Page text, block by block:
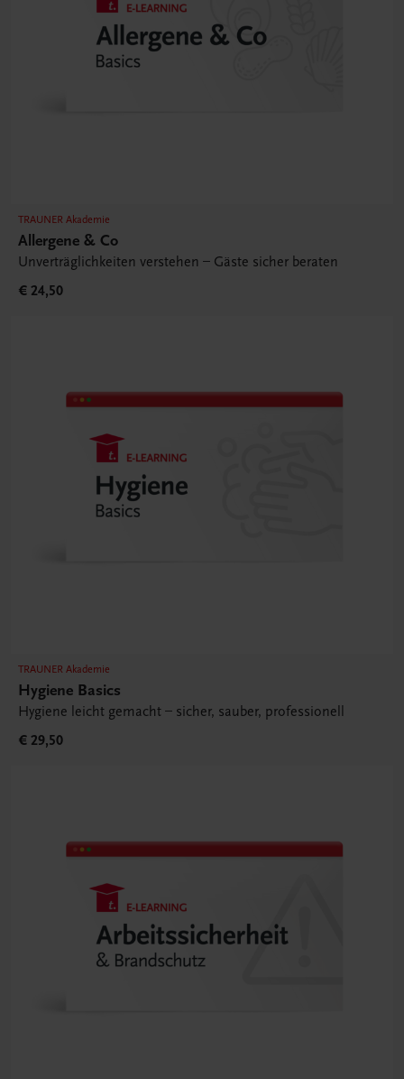
TRAUNER Akademie
Allergene & Co
Unverträglichkeiten verstehen – Gäste sicher beraten
€ 24,50
TRAUNER Akademie
Hygiene Basics
Hygiene leicht gemacht – sicher, sauber, professionell
€ 29,50